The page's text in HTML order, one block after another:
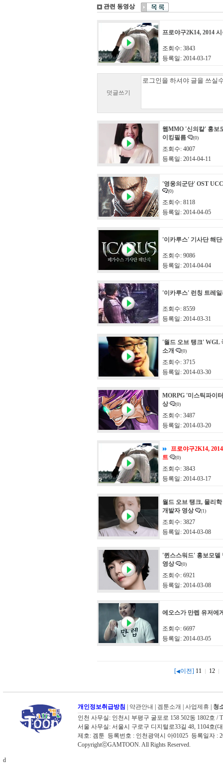
관련 동영상
프로야구2K14, 2014
조회수: 3843
등록일: 2014-03-17
덧글쓰기
웹MMO '신의칼' 홍보
이킹필름
(0)
조회수: 4007
등록일: 2014-04-11
'영웅의군단' OST
(0)
조회수: 8118
등록일: 2014-04-05
'이카루스' 기사단 해
조회수: 9086
등록일: 2014-04-04
'이카루스' 런칭 트레
조회수: 8559
등록일: 2014-03-31
'월드 오브 탱크' WGL
소개
(0)
조회수: 3715
등록일: 2014-03-30
MORPG '미스틱파이
상
(0)
조회수: 3487
등록일: 2014-03-20
프로야구2K14,
트
(0)
조회수: 3843
등록일: 2014-03-17
월드 오브 탱크, 물리
개발자 영상
(1)
조회수: 3827
등록일: 2014-03-08
'퀸스스워드' 홍보모델
영상
(0)
조회수: 6921
등록일: 2014-03-08
에오스가 만렙 유저에
조회수: 6697
등록일: 2014-03-05
[◀이전] 11 12
개인정보취급방침 약관안내 겜툰소개 사업제휴
청
인천 사무실: 인천시 부평구 굴포로 158 502동 1802호 /
서울 사무실: 서울시 구로구 디지털로33길 48, 1104호(
제호: 겜툰 등록번호 : 인천광역시 아01025 등록일자 :
CopyrightⓒGAMTOON. All Rights Reserved.
d